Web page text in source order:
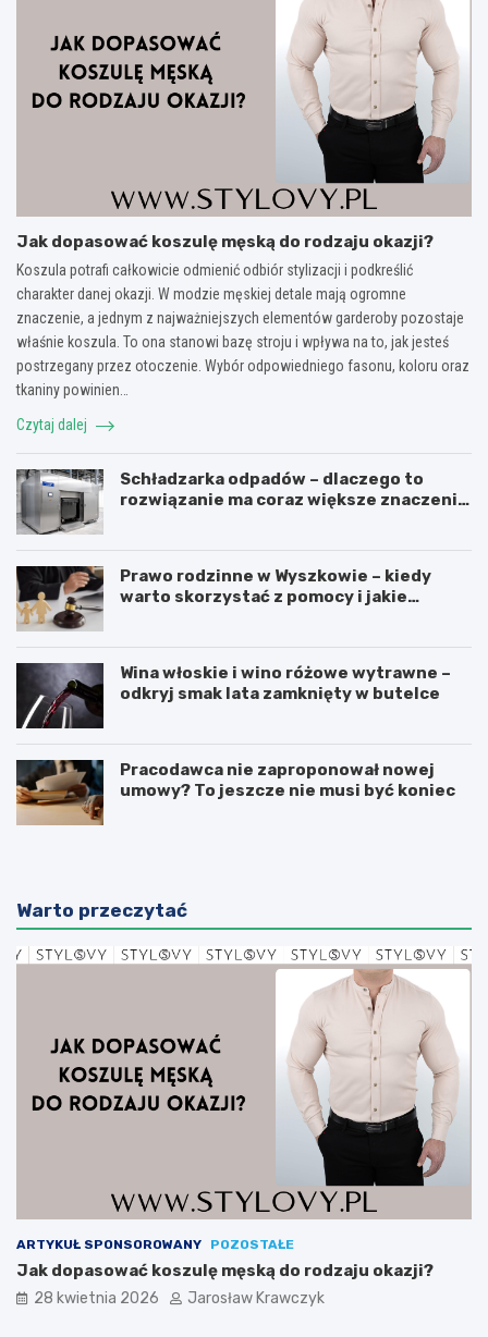
Jak dopasować koszulę męską do rodzaju okazji?
Koszula potrafi całkowicie odmienić odbiór stylizacji i podkreślić
charakter danej okazji. W modzie męskiej detale mają ogromne
znaczenie, a jednym z najważniejszych elementów garderoby pozostaje
właśnie koszula. To ona stanowi bazę stroju i wpływa na to, jak jesteś
postrzegany przez otoczenie. Wybór odpowiedniego fasonu, koloru oraz
tkaniny powinien…
Czytaj dalej
Schładzarka odpadów – dlaczego to
rozwiązanie ma coraz większe znaczenie
Prawo rodzinne w Wyszkowie – kiedy
warto skorzystać z pomocy i jakie
Wina włoskie i wino różowe wytrawne –
odkryj smak lata zamknięty w butelce
Pracodawca nie zaproponował nowej
umowy? To jeszcze nie musi być koniec
Warto przeczytać
ARTYKUŁ SPONSOROWANY POZOSTAŁE
Jak dopasować koszulę męską do rodzaju okazji?
28 kwietnia 2026 Jarosław Krawczyk